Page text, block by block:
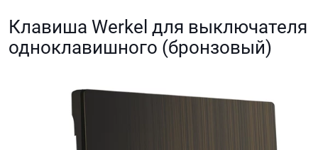
Клавиша Werkel для выключателя
одноклавишного (бронзовый)